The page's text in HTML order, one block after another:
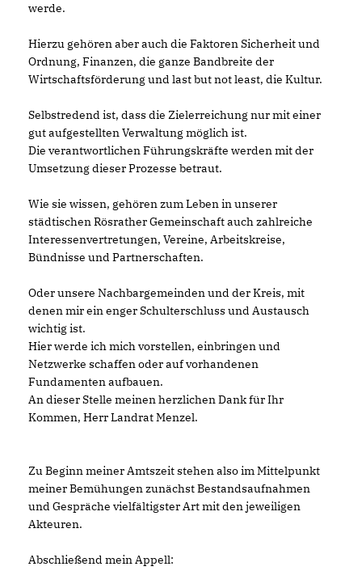
werde.
Hierzu gehören aber auch die Faktoren Sicherheit und
Ordnung, Finanzen, die ganze Bandbreite der
Wirtschaftsförderung und last but not least, die Kultur.
Selbstredend ist, dass die Zielerreichung nur mit einer
gut aufgestellten Verwaltung möglich ist.
Die verantwortlichen Führungskräfte werden mit der
Umsetzung dieser Prozesse betraut.
Wie sie wissen, gehören zum Leben in unserer
städtischen Rösrather Gemeinschaft auch zahlreiche
Interessenvertretungen, Vereine, Arbeitskreise,
Bündnisse und Partnerschaften.
Oder unsere Nachbargemeinden und der Kreis, mit
denen mir ein enger Schulterschluss und Austausch
wichtig ist.
Hier werde ich mich vorstellen, einbringen und
Netzwerke schaffen oder auf vorhandenen
Fundamenten aufbauen.
An dieser Stelle meinen herzlichen Dank für Ihr
Kommen, Herr Landrat Menzel.
Zu Beginn meiner Amtszeit stehen also im Mittelpunkt
meiner Bemühungen zunächst Bestandsaufnahmen
und Gespräche vielfältigster Art mit den jeweiligen
Akteuren.
Abschließend mein Appell: